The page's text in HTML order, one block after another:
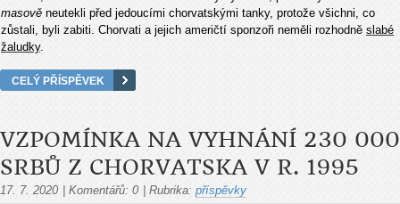
masově neutekli před jedoucími chorvatskými tanky, protože všichni, co
zůstali, byli zabiti. Chorvati a jejich američtí sponzoři neměli rozhodně slabé
žaludky.
CELÝ PŘÍSPĚVEK
VZPOMÍNKA NA VYHNÁNÍ 230 000
SRBŮ Z CHORVATSKA V R. 1995
17. 7. 2020 Komentářů: 0 Rubrika: příspěvky